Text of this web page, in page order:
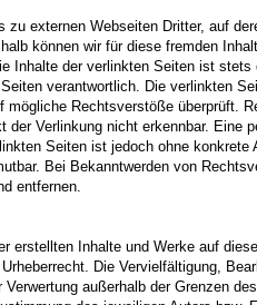
zu externen Webseiten Dritter, auf
können wir für diese fremden
Inhalte der verlinkten Seiten ist stets
verantwortlich. Die verlinkten
mögliche Rechtsverstöße überprüft.
der Verlinkung nicht erkennbar. Eine
Seiten ist jedoch ohne konkrete
Bei Bekanntwerden von
entfernen.
erstellten Inhalte und Werke auf
Die Vervielfältigung,
Verwertung außerhalb der Grenzen